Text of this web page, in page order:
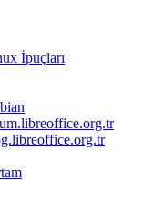
İpuçları